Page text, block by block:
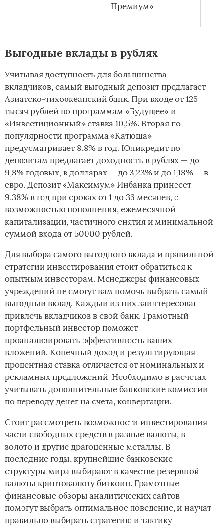
Премиум»
Выгодные вклады в рублях
Учитывая доступность для большинства
вкладчиков, самый выгодный депозит предлагает
Азиатско-тихоокеанский банк. При входе от 125
тысяч рублей по программам «Будущее» и
«Инвестиционный» ставка 10,5%. Вторая по
популярности программа «Катюша»
предусматривает 8,8% в год. Юникредит по
депозитам предлагает доходность в рублях — до
9,8% годовых, в долларах — до 3,23% и до 1,18% — в
евро. Депозит «Максимум» Инбанка принесет
9,38% в год при сроках от 1 до 36 месяцев, с
возможностью пополнения, ежемесячной
капитализации, частичного снятия и минимальной
суммой входа от 50000 рублей.
Для выбора самого выгодного вклада и правильной
стратегии инвестирования стоит обратиться к
опытным инвесторам. Менеджеры финансовых
учреждений не смогут вам помочь выбрать самый
выгодный вклад. Каждый из них заинтересован
привлечь вкладчиков в свой банк. Грамотный
портфельный инвестор поможет
проанализировать эффективность ваших
вложений. Конечный доход и результирующая
процентная ставка отличается от номинальных и
рекламных предложений. Необходимо в расчетах
учитывать дополнительные банковские комиссии
по переводу денег на счета, конвертации.
Стоит рассмотреть возможности инвестирования
части свободных средств в разные валюты, в
золото и другие драгоценные металлы. В
последние годы, крупнейшие банковские
структуры мира выбирают в качестве резервной
валюты криптовалюту биткоин. Грамотные
финансовые обзоры аналитических сайтов
помогут выбрать оптимальное поведение, и научат
правильно выбирать стратегию и тактику